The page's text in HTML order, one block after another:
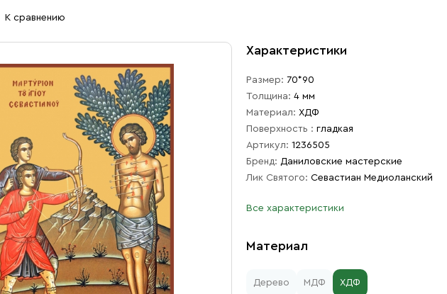
К сравнению
Характеристики
Размер: 70*90
Толщина: 4 мм
Материал: ХДФ
Поверхность : гладкая
Артикул: 1236505
Бренд: Даниловские мастерские
Лик Святого: Севастиан Медиоланский
Все характеристики
Материал
Дерево МДФ ХДФ